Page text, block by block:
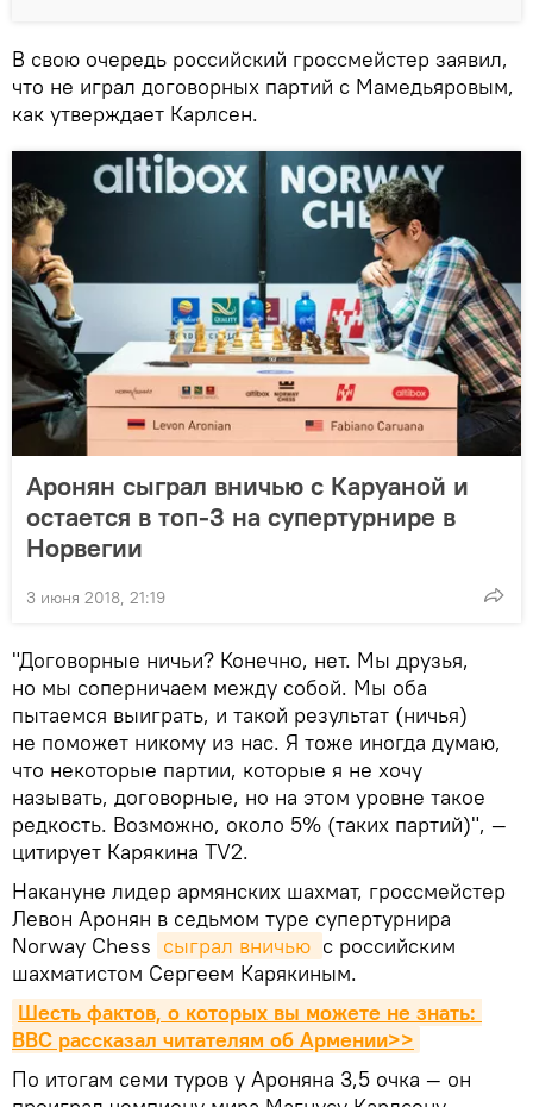
В свою очередь российский гроссмейстер заявил,
что не играл договорных партий с Мамедьяровым,
как утверждает Карлсен.
Аронян сыграл вничью c Каруаной и
остается в топ-3 на супертурнире в
Норвегии
3 июня 2018, 21:19
"Договорные ничьи? Конечно, нет. Мы друзья,
но мы соперничаем между собой. Мы оба
пытаемся выиграть, и такой результат (ничья)
не поможет никому из нас. Я тоже иногда думаю,
что некоторые партии, которые я не хочу
называть, договорные, но на этом уровне такое
редкость. Возможно, около 5% (таких партий)", —
цитирует Карякина TV2.
Накануне лидер армянских шахмат, гроссмейстер
Левон Аронян в седьмом туре супертурнира
Norway Chess сыграл вничью с российским
шахматистом Сергеем Карякиным.
Шесть фактов, о которых вы можете не знать:
BBC рассказал читателям об Армении>>
По итогам семи туров у Ароняна 3,5 очка — он